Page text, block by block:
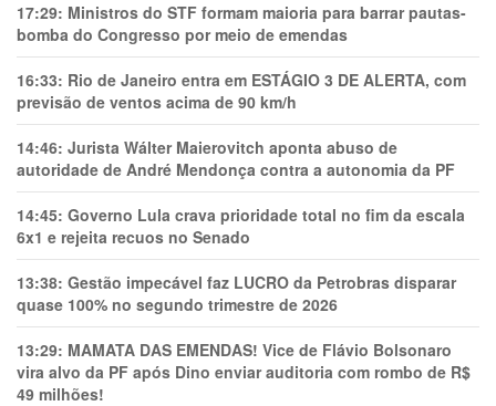
17:29: Ministros do STF formam maioria para barrar pautas-
bomba do Congresso por meio de emendas
16:33: Rio de Janeiro entra em ESTÁGIO 3 DE ALERTA, com
previsão de ventos acima de 90 km/h
14:46: Jurista Wálter Maierovitch aponta abuso de
autoridade de André Mendonça contra a autonomia da PF
14:45: Governo Lula crava prioridade total no fim da escala
6x1 e rejeita recuos no Senado
13:38: Gestão impecável faz LUCRO da Petrobras disparar
quase 100% no segundo trimestre de 2026
13:29: MAMATA DAS EMENDAS! Vice de Flávio Bolsonaro
vira alvo da PF após Dino enviar auditoria com rombo de R$
49 milhões!